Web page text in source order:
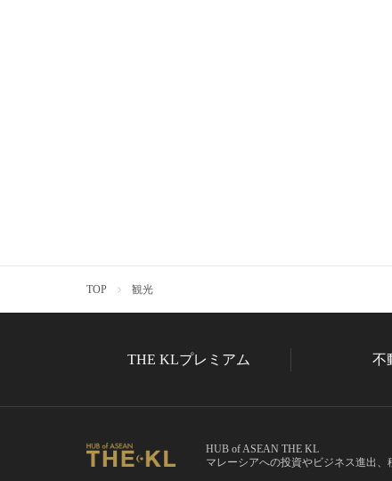
TOP 観光
THE KLプレミアム 不
HUB of ASEAN THE KL
マレーシアへの投資やビジネス進出、